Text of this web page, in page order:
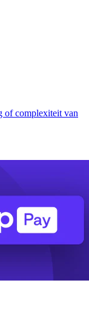
of complexiteit van